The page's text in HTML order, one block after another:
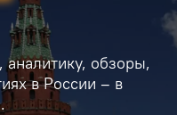
аналитику, обзоры,
в России – в